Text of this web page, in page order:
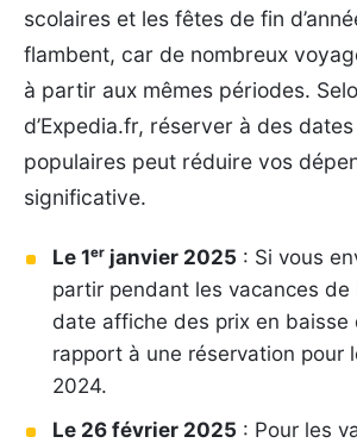
scolaires et les fêtes de fin
flambent, car de nombreux
à partir aux mêmes périodes.
d’Expedia.fr, réserver à des
populaires peut réduire vos
significative.
Le 1ᵉʳ janvier 2025 : Si vous
partir pendant les vacances de
date affiche des prix en baisse
rapport à une réservation pour
2024.
Le 26 février 2025 : Pour les